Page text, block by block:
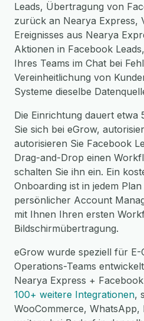
Leads, Übertragung von
zurück an Nearya Express,
Ereignisses aus Nearya
Aktionen in Facebook
Ihres Teams im Chat bei
Vereinheitlichung von
Systeme dieselbe
Die Einrichtung dauert etwa
Sie sich bei eGrow,
autorisieren Sie Facebook
Drag-and-Drop einen
schalten Sie ihn ein. Ein
Onboarding ist in jedem
persönlicher Account
mit Ihnen Ihren ersten
Bildschirmübertragung.
eGrow wurde speziell für E-
Operations-Teams
Nearya Express +
100+ weitere Integrationen,
WooCommerce, WhatsApp,